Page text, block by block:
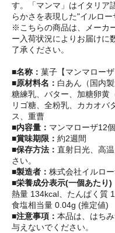
す。「マンマ」はイタリア
らかさを表現した"イルロ
※こちらの商品は、メーカ
ー入荷状況によりお届けに
了承ください。
■名称： 菓子【マンマローザ
■原材料名： 白あん（国内
糖練乳、バター、加糖卵黄
リゴ糖、全粉乳、カカオバ
ス、重曹
■内容量： マンマローザ12個
■賞味期限： 約2週間
■保存方法： 直射日光、高
さい。
■製造者： 株式会社イルロ
■栄養成分表示(一個あたり)
熱量 134kcal、たんぱく質
食塩相当量 0.04g (推定値)
■注意事項： 本品は、はち
与えないでください。